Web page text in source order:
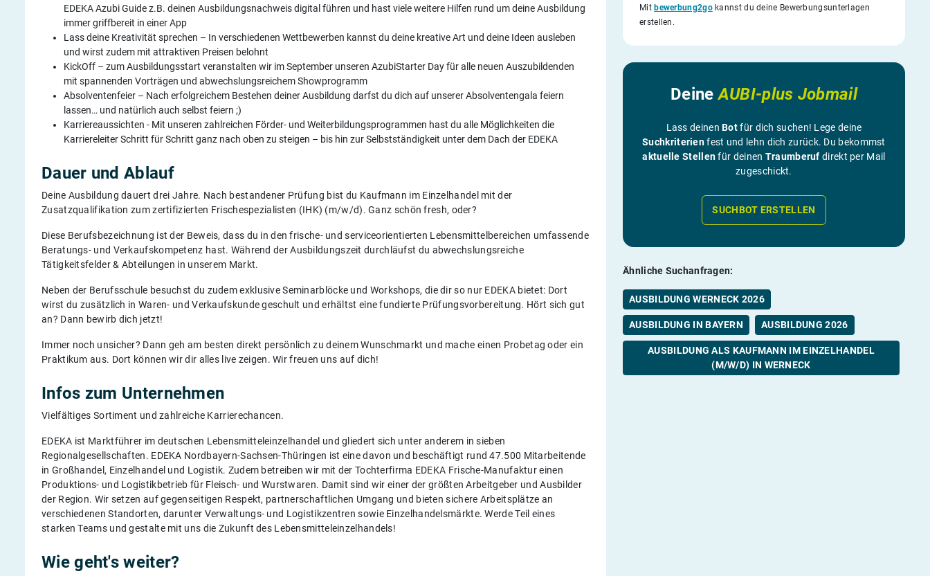
EDEKA Azubi Guide z.B. deinen Ausbildungsnachweis digital führen und hast viele weitere Hilfen rund um deine Ausbildung
immer griffbereit in einer App
Lass deine Kreativität sprechen – In verschiedenen Wettbewerben kannst du deine kreative Art und deine Ideen ausleben
und wirst zudem mit attraktiven Preisen belohnt
KickOff – zum Ausbildungsstart veranstalten wir im September unseren AzubiStarter Day für alle neuen Auszubildenden
mit spannenden Vorträgen und abwechslungsreichem Showprogramm
Absolventenfeier – Nach erfolgreichem Bestehen deiner Ausbildung darfst du dich auf unserer Absolventengala feiern
lassen… und natürlich auch selbst feiern ;)
Karriereaussichten - Mit unseren zahlreichen Förder- und Weiterbildungsprogrammen hast du alle Möglichkeiten die
Karriereleiter Schritt für Schritt ganz nach oben zu steigen – bis hin zur Selbstständigkeit unter dem Dach der EDEKA
Dauer und Ablauf
Deine Ausbildung dauert drei Jahre. Nach bestandener Prüfung bist du Kaufmann im Einzelhandel mit der
Zusatzqualifikation zum zertifizierten Frischespezialisten (IHK) (m/w/d). Ganz schön fresh, oder?
Diese Berufsbezeichnung ist der Beweis, dass du in den frische- und serviceorientierten Lebensmittelbereichen umfassende
Beratungs- und Verkaufskompetenz hast. Während der Ausbildungszeit durchläufst du abwechslungsreiche
Tätigkeitsfelder & Abteilungen in unserem Markt.
Neben der Berufsschule besuchst du zudem exklusive Seminarblöcke und Workshops, die dir so nur EDEKA bietet: Dort
wirst du zusätzlich in Waren- und Verkaufskunde geschult und erhältst eine fundierte Prüfungsvorbereitung. Hört sich gut
an? Dann bewirb dich jetzt!
Immer noch unsicher? Dann geh am besten direkt persönlich zu deinem Wunschmarkt und mache einen Probetag oder ein
Praktikum aus. Dort können wir dir alles live zeigen. Wir freuen uns auf dich!
Infos zum Unternehmen
Vielfältiges Sortiment und zahlreiche Karrierechancen.
EDEKA ist Marktführer im deutschen Lebensmitteleinzelhandel und gliedert sich unter anderem in sieben
Regionalgesellschaften. EDEKA Nordbayern-Sachsen-Thüringen ist eine davon und beschäftigt rund 47.500 Mitarbeitende
in Großhandel, Einzelhandel und Logistik. Zudem betreiben wir mit der Tochterfirma EDEKA Frische-Manufaktur einen
Produktions- und Logistikbetrieb für Fleisch- und Wurstwaren. Damit sind wir einer der größten Arbeitgeber und Ausbilder
der Region. Wir setzen auf gegenseitigen Respekt, partnerschaftlichen Umgang und bieten sichere Arbeitsplätze an
verschiedenen Standorten, darunter Verwaltungs- und Logistikzentren sowie Einzelhandelsmärkte. Werde Teil eines
starken Teams und gestalte mit uns die Zukunft des Lebensmitteleinzelhandels!
Wie geht's weiter?
Mitbewerbung2gokannst du deine Bewerbungsunterlagen
erstellen.
DeineAUBI-plus Jobmail
Lass deinenBotfür dich suchen! Lege deine
Suchkriterienfest und lehn dich zurück. Du bekommst
aktuelle Stellenfür deinen Traumberuf direkt per Mail
zugeschickt.
SUCHBOT ERSTELLEN
Ähnliche Suchanfragen:
AUSBILDUNG WERNECK 2026
AUSBILDUNG IN BAYERN AUSBILDUNG 2026
AUSBILDUNG ALS KAUFMANN IM EINZELHANDEL
(M/W/D) IN WERNECK